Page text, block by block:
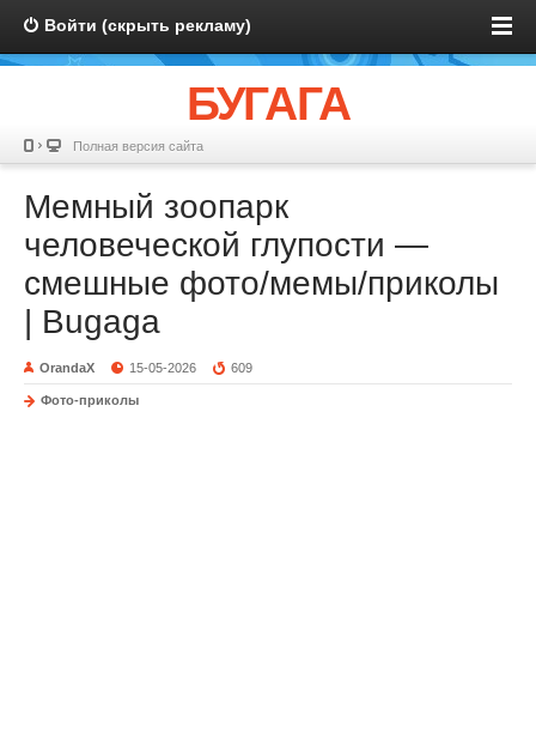
Войти (скрыть рекламу)
БУГАГА
Полная версия сайта
Мемный зоопарк
человеческой глупости —
смешные фото/мемы/приколы
| Bugaga
OrandaX 15-05-2026 609
Фото-приколы